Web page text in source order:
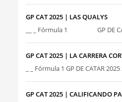
GP CAT 2025 | LAS QUALYS
__ _ Fórmula 1 GP DE
GP CAT 2025 | LA CARRERA
_ _ Fórmula 1 GP DE CATAR
GP CAT 2025 | CALIFICANDO